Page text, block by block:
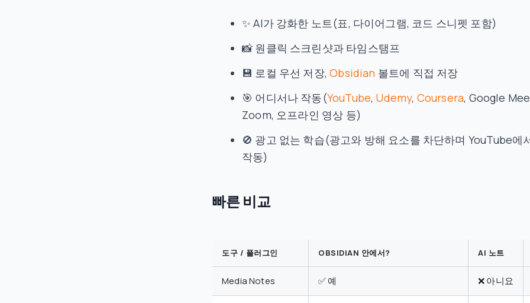
✨ AI가 강화한 노트(표, 다이어그램, 코드 스니펫 포함)
📸 원클릭 스크린샷과 타임스탬프
💾 로컬 우선 저장,Obsidian 볼트에 직접 저장
🎯 어디서나 작동(YouTube, Udemy, Coursera, Google
Zoom, 오프라인 영상 등)
🚫 광고 없는 학습(광고와 방해 요소를 차단하며 YouTube에
작동)
빠른 비교
도구 / 플러그인 OBSIDIAN 안에서? AI 노트
Media Notes ✅ 예 ❌ 아니요